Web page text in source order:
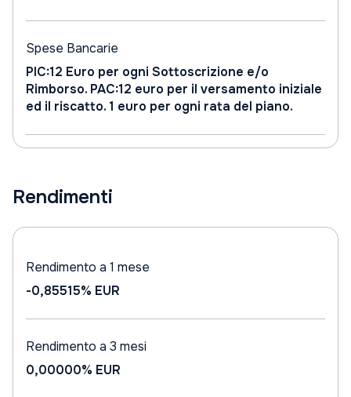
Spese Bancarie
PIC:12 Euro per ogni Sottoscrizione e/o
Rimborso. PAC:12 euro per il versamento iniziale
ed il riscatto. 1 euro per ogni rata del piano.
Rendimenti
Rendimento a 1 mese
-0,85515% EUR
Rendimento a 3 mesi
0,00000% EUR